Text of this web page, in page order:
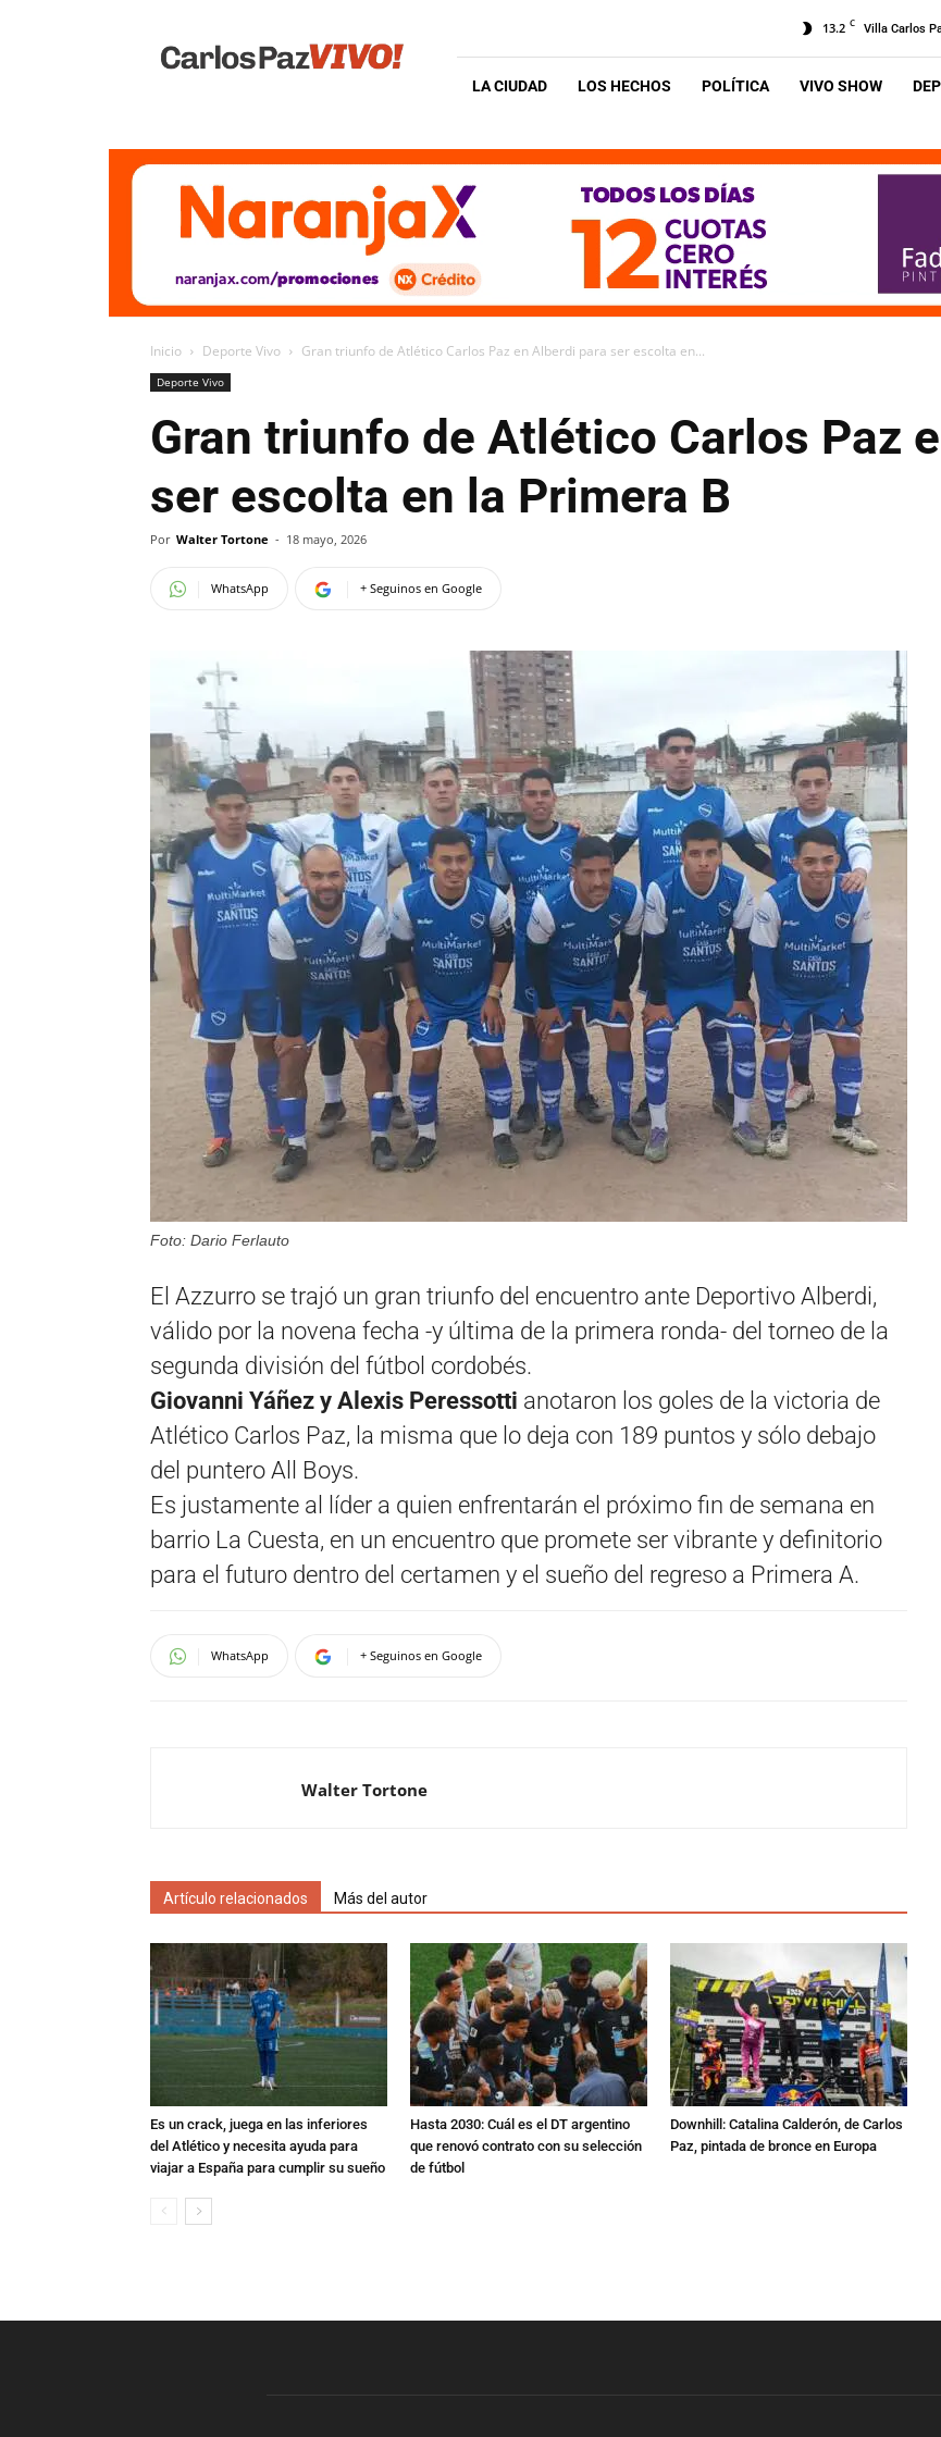
Vivo
13.2 C Villa Carlos
LA CIUDAD LOS HECHOS POLÍTICA VIVO SHOW
Inicio Deporte Vivo Gran triunfo de Atlético Carlos Paz en Alberdi para ser escolta en...
Deporte Vivo
Gran triunfo de Atlético Carlos Paz
ser escolta en la Primera B
Por Walter Tortone - 18 mayo, 2026
WhatsApp + Seguinos en Google
Foto: Dario Ferlauto
El Azzurro se trajó un gran triunfo del encuentro ante Deportivo Alberdi,
válido por la novena fecha -y última de la primera ronda- del torneo de la
segunda división del fútbol cordobés.
Giovanni Yáñez y Alexis Peressotti anotaron los goles de la victoria de
Atlético Carlos Paz, la misma que lo deja con 189 puntos y sólo debajo
del puntero All Boys.
Es justamente al líder a quien enfrentarán el próximo fin de semana en
barrio La Cuesta, en un encuentro que promete ser vibrante y definitorio
para el futuro dentro del certamen y el sueño del regreso a Primera A.
WhatsApp + Seguinos en Google
Walter Tortone
Artículo relacionados Más del autor
Es un crack, juega en las inferiores
del Atlético y necesita ayuda para
viajar a España para cumplir su sueño
Hasta 2030: Cuál es el DT argentino
que renovó contrato con su selección
de fútbol
Downhill: Catalina Calderón, de Carlos
Paz, pintada de bronce en Europa